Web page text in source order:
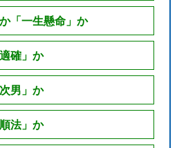
「一生懸命」か
確」か
男」か
法」か